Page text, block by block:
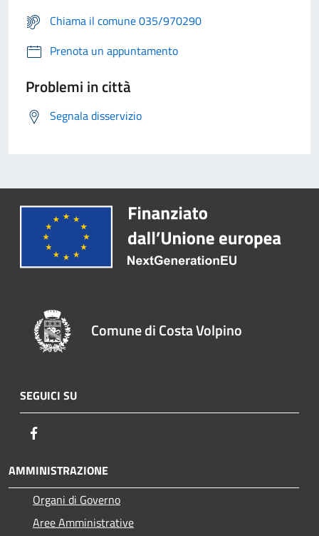
Chiama il comune 035/970290
Prenota un appuntamento
Problemi in città
Segnala disservizio
Comune di Costa Volpino
SEGUICI SU
AMMINISTRAZIONE
Organi di Governo
Aree Amministrative